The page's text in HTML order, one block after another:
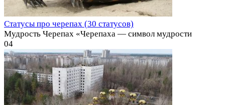
Статусы про черепах (30 статусов)
Мудрость Черепах «Черепаха — символ мудрости
04